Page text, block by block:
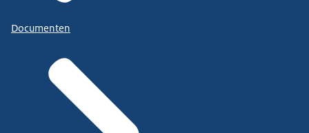
Documenten